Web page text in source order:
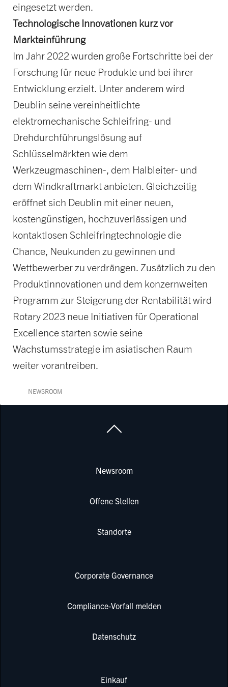
eingesetzt werden.
Technologische Innovationen kurz vor
Markteinführung
Im Jahr 2022 wurden große Fortschritte bei der
Forschung für neue Produkte und bei ihrer
Entwicklung erzielt. Unter anderem wird
Deublin seine vereinheitlichte
elektromechanische Schleifring- und
Drehdurchführungslösung auf
Schlüsselmärkten wie dem
Werkzeugmaschinen-, dem Halbleiter- und
dem Windkraftmarkt anbieten. Gleichzeitig
eröffnet sich Deublin mit einer neuen,
kostengünstigen, hochzuverlässigen und
kontaktlosen Schleifringtechnologie die
Chance, Neukunden zu gewinnen und
Wettbewerber zu verdrängen. Zusätzlich zu den
Produktinnovationen und dem konzernweiten
Programm zur Steigerung der Rentabilität wird
Rotary 2023 neue Initiativen für Operational
Excellence starten sowie seine
Wachstumsstrategie im asiatischen Raum
weiter vorantreiben.
NEWSROOM
Newsroom
Offene Stellen
Standorte
Corporate Governance
Compliance-Vorfall melden
Datenschutz
Einkauf